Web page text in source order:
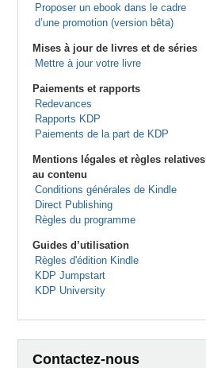
Proposer un ebook dans le cadre
d’une promotion (version bêta)
Mises à jour de livres et de séries
Mettre à jour votre livre
Paiements et rapports
Redevances
Rapports KDP
Paiements de la part de KDP
Mentions légales et règles relatives
au contenu
Conditions générales de Kindle
Direct Publishing
Règles du programme
Guides d’utilisation
Règles d'édition Kindle
KDP Jumpstart
KDP University
Contactez-nous